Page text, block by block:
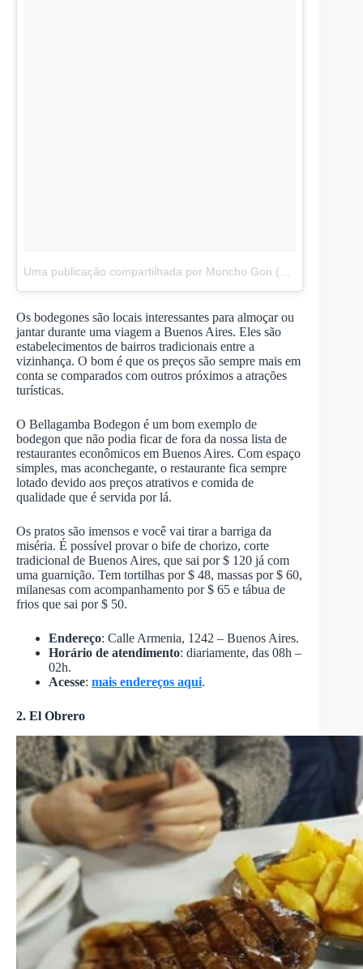
Os bodegones são locais interessantes para almoçar ou
jantar durante uma viagem a Buenos Aires. Eles são
estabelecimentos de bairros tradicionais entre a
vizinhança. O bom é que os preços são sempre mais em
conta se comparados com outros próximos a atrações
turísticas.
O Bellagamba Bodegon é um bom exemplo de
bodegon que não podia ficar de fora da nossa lista de
restaurantes econômicos em Buenos Aires. Com espaço
simples, mas aconchegante, o restaurante fica sempre
lotado devido aos preços atrativos e comida de
qualidade que é servida por lá.
Os pratos são imensos e você vai tirar a barriga da
miséria. É possível provar o bife de chorizo, corte
tradicional de Buenos Aires, que sai por $ 120 já com
uma guarnição. Tem tortilhas por $ 48, massas por $ 60,
milanesas com acompanhamento por $ 65 e tábua de
frios que sai por $ 50.
Endereço: Calle Armenia, 1242 – Buenos Aires.
Horário de atendimento: diariamente, das 08h –
02h.
Acesse: mais endereços aqui.
2. El Obrero